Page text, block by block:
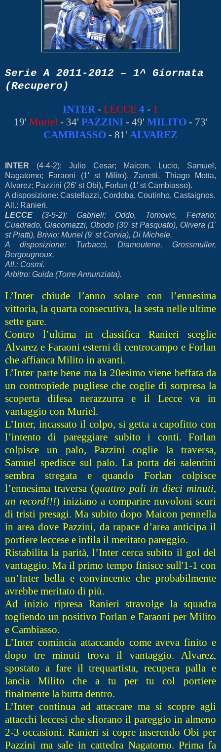
Serie A 2011-2012 – 1^ Giornata
(Recupero)
INTER - LECCE 4 - 1
19' Muriel - 34' PAZZINI - 49' MILITO- 73'
CAMBIASSO - 81' ALVAREZ
INTER (4-4-2): Julio Cesar; Maicon, Lucio, Samuel,
Nagatomo; Faraoni (1' st Milito), Zanetti, Thiago Motta,
Alvarez; Pazzini (26' st Obi), Forlan (1' st Cambiasso).
A disposizione: Castellazzi, Cordoba, Coutinho, Castaignos.
All.: Ranieri.
LECCE (3-5-2): Gabrieli; Oddo, Tomovic, Ferrario;
Cuadrado, Giacomazzi, Obodo (30' st Pasquato), Olivera (1'
st Piatti), Brivio; Muriel (9' st Corvia), Di Michele.
A disposizione: Turbacci, Diamoutene, Grossmuller,
Bergougnoux.
All.: Cosmi.
Arbitro: Guida (Torre Annunziata).
L’Inter chiude l’anno solare con l’ennesima
vittoria, la quarta consecutiva, la sesta nelle ultime
sette gare.
Contro l’ultima in classifica Ranieri sceglie
Alvarez e Faraoni esterni di centrocampo e Forlan
che affianca Milito in avanti.
L’Inter parte bene ma la 20esimo viene beffata da
un contropiede pugliese che coglie di sorpresa la
scoperta difesa nerazzurra e il Lecce va in
vantaggio con Muriel.
L’Inter, incassato il colpo, si getta a capofitto con
l’intento di pareggiare subito i conti. Forlan
colpisce un palo, Pazzini coglie la traversa,
Samuel spedisce sul palo. La porta dei salentini
sembra stregata e quando Forlan colpisce
l’ennesima traversa (quattro pali in dieci minuti,
un record!!!) iniziano a comparire nuvoloni scuri
di tristi presagi. Ma subito dopo Maicon pennella
in area dove Pazzini, da rapace d’area anticipa il
portiere leccese e infila il meritato pareggio.
Ristabilita la parità, l’Inter cerca subito il gol del
vantaggio. Ma il primo tempo finisce sull'1-1 con
un’Inter bella e convincente che probabilmente
avrebbe meritato di più.
Ad inizio ripresa Ranieri stravolge la squadra
togliendo un positivo Forlan e Faraoni per Milito
e Cambiasso.
L’Inter comincia attaccando come aveva finito e
dopo tre minuti trova il vantaggio. Alvarez,
spostato a fare il trequartista, recupera palla e
lancia Milito che a tu per tu col portiere
finalmente la butta dentro.
L’Inter continua ad attaccare ma si scopre agli
attacchi leccesi che sfiorano il pareggio in almeno
2-3 occasioni. Ranieri si copre inserendo Obi per
Pazzini ma sale in cattedra Nagatomo. Prima fa